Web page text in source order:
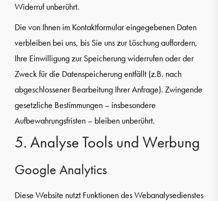
Widerruf unberührt.
Die von Ihnen im Kontaktformular eingegebenen Daten
verbleiben bei uns, bis Sie uns zur Löschung auffordern,
Ihre Einwilligung zur Speicherung widerrufen oder der
Zweck für die Datenspeicherung entfällt (z.B. nach
abgeschlossener Bearbeitung Ihrer Anfrage). Zwingende
gesetzliche Bestimmungen – insbesondere
Aufbewahrungsfristen – bleiben unberührt.
5. Analyse Tools und Werbung
Google Analytics
Diese Website nutzt Funktionen des Webanalysedienstes